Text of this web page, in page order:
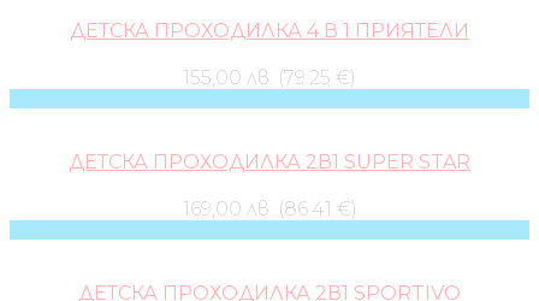
ДЕТСКА ПРОХОДИЛКА 4 В 1 ПРИЯТЕЛИ
155,00 лв. (79.25 €)
ДЕТСКА ПРОХОДИЛКА 2В1 SUPER STAR
169,00 лв. (86.41 €)
ДЕТСКА ПРОХОДИЛКА 2В1 SPORTIVO